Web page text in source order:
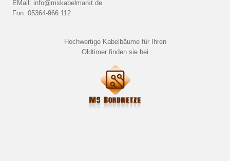
EMail: info@mskabelmarkt.de
Fon: 05364-966 112
Hochwertige Kabelbäume für Ihren
Oldtimer finden sie bei